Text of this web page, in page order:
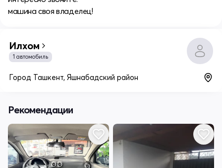
машина своя владелец!
Илхом
1 автомобиль
Город Ташкент, Яшнабадский район
Рекомендации